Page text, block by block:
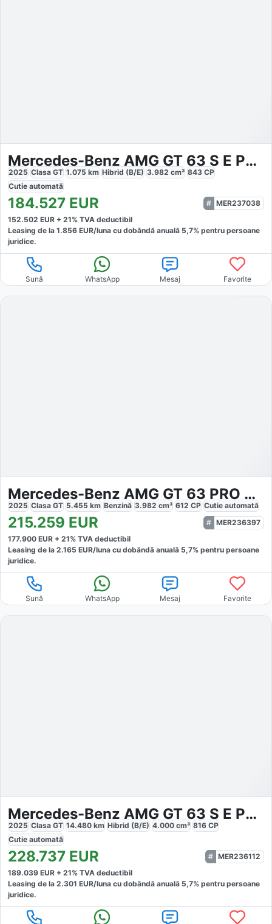
Mercedes-Benz AMG GT 63 S E Performance
2025 Clasa GT 1.075 km Hibrid (B/E) 3.982 cm³ 843 CP
Cutie automată
184.527 EUR
MER237038
152.502 EUR + 21% TVA deductibil
Leasing de la 1.856 EUR/luna cu dobăndă anuală 5,7% pentru persoane
juridice.
Sună WhatsApp Mesaj Favorite
Mercedes-Benz AMG GT 63 PRO 4Matic
2025 Clasa GT 5.455 km Benzină 3.982 cm³ 612 CP Cutie automată
215.259 EUR
MER236397
177.900 EUR + 21% TVA deductibil
Leasing de la 2.165 EUR/luna cu dobăndă anuală 5,7% pentru persoane
juridice.
Sună WhatsApp Mesaj Favorite
Mercedes-Benz AMG GT 63 S E PERFORMANCE AMG
2025 Clasa GT 14.480 km Hibrid (B/E) 4.000 cm³ 816 CP
Cutie automată
228.737 EUR
MER236112
189.039 EUR + 21% TVA deductibil
Leasing de la 2.301 EUR/luna cu dobăndă anuală 5,7% pentru persoane
juridice.